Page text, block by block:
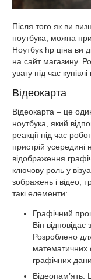
Після того як ви
ноутбука, можна
Ноутбук hp ціна ви
на сайт магазину.
увагу під час купівлі
Відеокарта
Відеокарта – це
ноутбука, який
реакції під час
пристрій усередині
відображення
ключову роль у
зображень і відео,
такі елементи:
Графічний
Він
Розроблено
математичних
графічних
Відеопам’ять.